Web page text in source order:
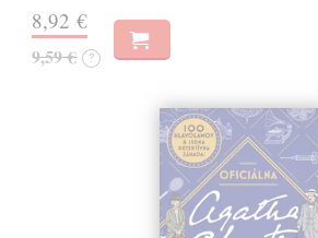
8,92 €
9,59 € ?